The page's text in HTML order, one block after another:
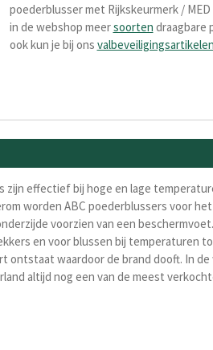
poederblusser met Rijkskeurmerk / MED
in de webshop meersoorten draagbare
ook kun je bij ons valbeveiligingsartikelen
effectief bij hoge en lage
worden ABC poederblussers voor
voorzien van een
en voor blussen bij temperaturen
ontstaat waardoor de brand dooft. In
altijd nog een van de meest